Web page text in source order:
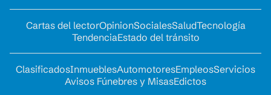
Cartas del lectorOpinionSocialesSaludTecnología
TendenciaEstado del tránsito
ClasificadosInmueblesAutomotoresEmpleosServicios
Avisos Fúnebres y MisasEdictos